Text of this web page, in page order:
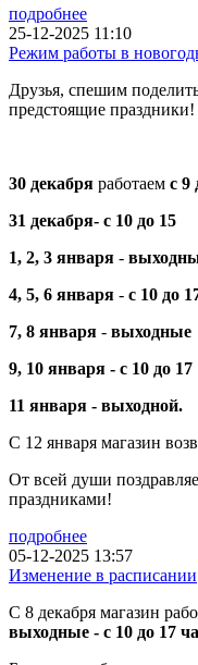
подробнее
25-12-2025 11:10
Режим работы в
Друзья, спешим
предстоящие праздники!
30 декабря работаем с 9
31 декабря- с 10 до 15
1, 2, 3 января -
4, 5, 6 января - с 10 до
7, 8 января - выходные
9, 10 января - с 10 до 17
11 января - выходной.
С 12 января магазин
От всей души
праздниками!
подробнее
05-12-2025 13:57
Изменение в расписании
С 8 декабря магазин
выходные - с 10 до 17